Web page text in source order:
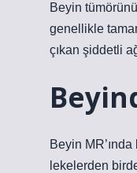
Beyin
genellikle
çıkan şiddetli
Beyin
lekelerden